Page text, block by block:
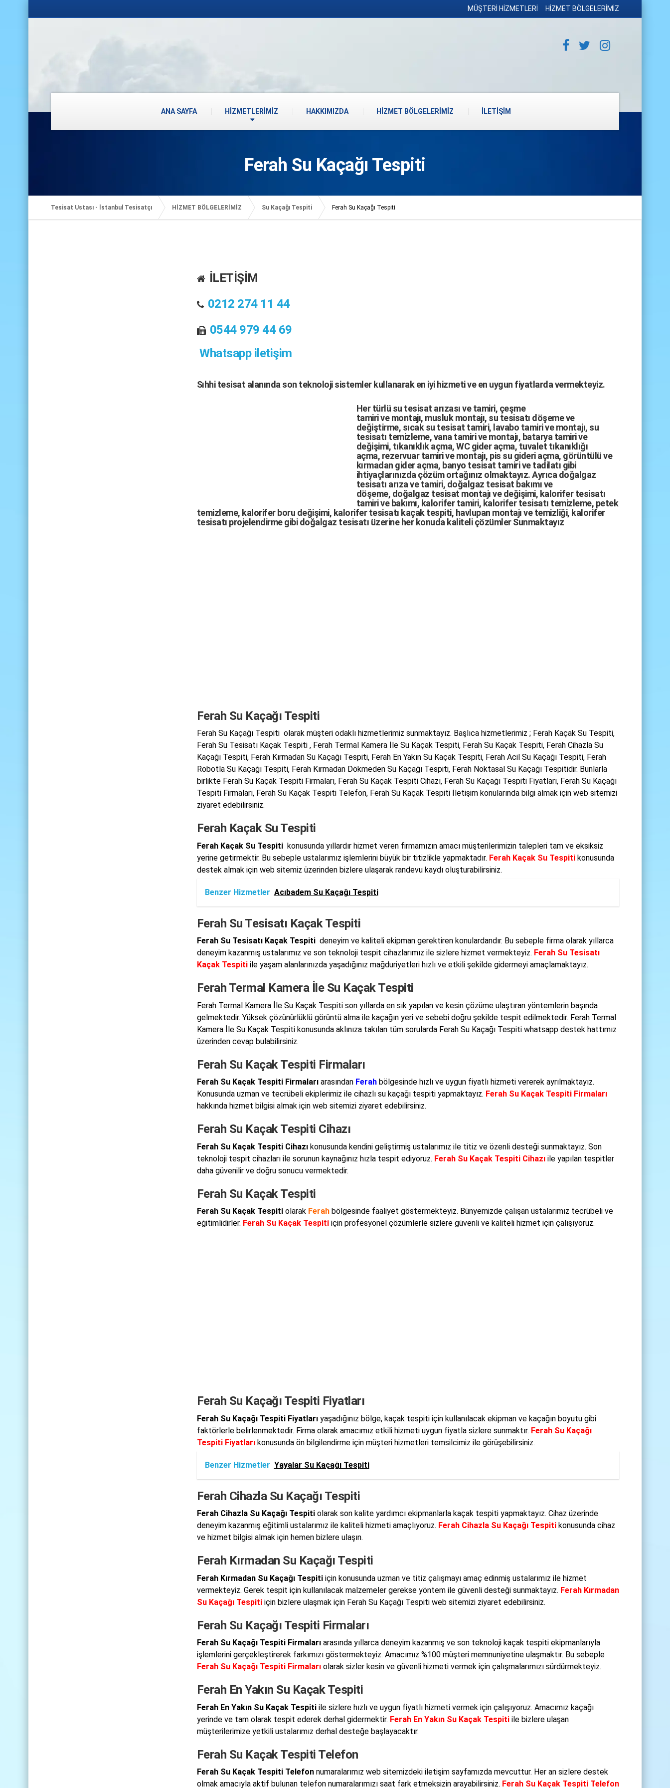
MÜŞTERİ HİZMETLERİ HİZMET BÖLGELERİMİZ
ANA SAYFA HİZMETLERİMİZ HAKKIMIZDA HİZMET BÖLGELERİMİZ İLETİŞİM
Ferah Su Kaçağı Tespiti
Tesisat Ustası - İstanbul Tesisatçı HİZMET BÖLGELERİMİZ Su Kaçağı Tespiti Ferah Su Kaçağı Tespiti
İLETİŞİM
0212 274 11 44
0544 979 44 69
Whatsapp iletişim
Sıhhi tesisat alanında son teknoloji sistemler kullanarak en iyi hizmeti ve en uygun fiyatlarda vermekteyiz.
Her türlü su tesisat arızasıve tamiri, çeşme
tamirivemontajı, musluk montajı, su tesisatı döşemeve
değiştirme, sıcak su tesisat tamiri, lavabo tamirivemontajı, su
tesisatı temizleme,vana tamirivemontajı, batarya tamirive
değişimi, tıkanıklık açma,WC gider açma, tuvalet tıkanıklığı
açma, rezervuar tamirive montajı, pis su gideri açma, görüntülü ve
kırmadan gider açma, banyo tesisat tamirivetadilatı gibi
ihtiyaçlarınızda çözüm ortağınız olmaktayız. Ayrıca doğalgaz
tesisatı arızave tamiri, doğalgaz tesisat bakımıve
döşeme, doğalgaz tesisat montajıve değişimi, kalorifer tesisatı
tamiri ve bakımı, kalorifer tamiri, kalorifer tesisatı temizleme, petek
temizleme, kalorifer boru değişimi, kalorifer tesisatı kaçak tespiti, havlupan montajı ve temizliği, kalorifer
tesisatı projelendirme gibi doğalgaz tesisatı üzerine her konuda kaliteli çözümler Sunmaktayız
Ferah Su Kaçağı Tespiti
Ferah Su Kaçağı Tespiti olarak müşteri odaklı hizmetlerimiz sunmaktayız. Başlıca hizmetlerimiz ; Ferah Kaçak Su Tespiti,
Ferah Su Tesisatı Kaçak Tespiti , Ferah Termal Kamera İle Su Kaçak Tespiti, Ferah Su Kaçak Tespiti, Ferah Cihazla Su
Kaçağı Tespiti, Ferah Kırmadan Su Kaçağı Tespiti, Ferah En Yakın Su Kaçak Tespiti, Ferah Acil Su Kaçağı Tespiti, Ferah
Robotla Su Kaçağı Tespiti, Ferah Kırmadan Dökmeden Su Kaçağı Tespiti, Ferah Noktasal Su Kaçağı Tespitidir. Bunlarla
birlikte Ferah Su Kaçak Tespiti Firmaları, Ferah Su Kaçak Tespiti Cihazı, Ferah Su Kaçağı Tespiti Fiyatları, Ferah Su Kaçağı
Tespiti Firmaları, Ferah Su Kaçak Tespiti Telefon, Ferah Su Kaçak Tespiti İletişim konularında bilgi almak için web sitemizi
ziyaret edebilirsiniz.
Ferah Kaçak Su Tespiti
Ferah Kaçak Su Tespitikonusunda yıllardır hizmet veren firmamızın amacı müşterilerimizin talepleri tam ve eksiksiz
yerine getirmektir. Bu sebeple ustalarımız işlemlerini büyük bir titizlikle yapmaktadır. Ferah Kaçak Su Tespiti konusunda
destek almak için web sitemiz üzerinden bizlere ulaşarak randevu kaydı oluşturabilirsiniz.
Benzer Hizmetler Acıbadem Su Kaçağı Tespiti
Ferah Su Tesisatı Kaçak Tespiti
Ferah Su Tesisatı Kaçak Tespitideneyim ve kaliteli ekipman gerektiren konulardandır. Bu sebeple firma olarak yıllarca
deneyim kazanmış ustalarımız ve son teknoloji tespit cihazlarımız ile sizlere hizmet vermekteyiz. Ferah Su Tesisatı
Kaçak Tespitiile yaşam alanlarınızda yaşadığınız mağduriyetleri hızlı ve etkili şekilde gidermeyi amaçlamaktayız.
Ferah Termal Kamera İle Su Kaçak Tespiti
Ferah Termal Kamera İle Su Kaçak Tespiti son yıllarda en sık yapılan ve kesin çözüme ulaştıran yöntemlerin başında
gelmektedir. Yüksek çözünürlüklü görüntü alma ile kaçağın yeri ve sebebi doğru şekilde tespit edilmektedir. Ferah Termal
Kamera İle Su Kaçak Tespiti konusunda aklınıza takılan tüm sorularda Ferah Su Kaçağı Tespiti whatsapp destek hattımız
üzerinden cevap bulabilirsiniz.
Ferah Su Kaçak Tespiti Firmaları
Ferah Su Kaçak Tespiti Firmalarıarasından Ferahbölgesinde hızlı ve uygun fiyatlı hizmeti vererek ayrılmaktayız.
Konusunda uzman ve tecrübeli ekiplerimiz ile cihazlı su kaçağı tespiti yapmaktayız. Ferah Su Kaçak Tespiti Firmaları
hakkında hizmet bilgisi almak için web sitemizi ziyaret edebilirsiniz.
Ferah Su Kaçak Tespiti Cihazı
Ferah Su Kaçak Tespiti Cihazıkonusunda kendini geliştirmiş ustalarımız ile titiz ve özenli desteği sunmaktayız. Son
teknoloji tespit cihazları ile sorunun kaynağınız hızla tespit ediyoruz. Ferah Su Kaçak Tespiti Cihazıile yapılan tespitler
daha güvenilir ve doğru sonucu vermektedir.
Ferah Su Kaçak Tespiti
Ferah Su Kaçak Tespitiolarak Ferahbölgesinde faaliyet göstermekteyiz. Bünyemizde çalışan ustalarımız tecrübeli ve
eğitimlidirler. Ferah Su Kaçak Tespitiiçin profesyonel çözümlerle sizlere güvenli ve kaliteli hizmet için çalışıyoruz.
Ferah Su Kaçağı Tespiti Fiyatları
Ferah Su Kaçağı Tespiti Fiyatlarıyaşadığınız bölge, kaçak tespiti için kullanılacak ekipman ve kaçağın boyutu gibi
faktörlerle belirlenmektedir. Firma olarak amacımız etkili hizmeti uygun fiyatla sizlere sunmaktır. Ferah Su Kaçağı
Tespiti Fiyatlarıkonusunda ön bilgilendirme için müşteri hizmetleri temsilcimiz ile görüşebilirsiniz.
Benzer Hizmetler Yayalar Su Kaçağı Tespiti
Ferah Cihazla Su Kaçağı Tespiti
Ferah Cihazla Su Kaçağı Tespitiolarak son kalite yardımcı ekipmanlarla kaçak tespiti yapmaktayız. Cihaz üzerinde
deneyim kazanmış eğitimli ustalarımız ile kaliteli hizmeti amaçlıyoruz. Ferah Cihazla Su Kaçağı Tespitikonusunda cihaz
ve hizmet bilgisi almak için hemen bizlere ulaşın.
Ferah Kırmadan Su Kaçağı Tespiti
Ferah Kırmadan Su Kaçağı Tespitiiçin konusunda uzman ve titiz çalışmayı amaç edinmiş ustalarımız ile hizmet
vermekteyiz. Gerek tespit için kullanılacak malzemeler gerekse yöntem ile güvenli desteği sunmaktayız. Ferah Kırmadan
Su Kaçağı Tespitiiçin bizlere ulaşmak için Ferah Su Kaçağı Tespiti web sitemizi ziyaret edebilirsiniz.
Ferah Su Kaçağı Tespiti Firmaları
Ferah Su Kaçağı Tespiti Firmalarıarasında yıllarca deneyim kazanmış ve son teknoloji kaçak tespiti ekipmanlarıyla
işlemlerini gerçekleştirerek farkımızı göstermekteyiz. Amacımız %100 müşteri memnuniyetine ulaşmaktır. Bu sebeple
Ferah Su Kaçağı Tespiti Firmalarıolarak sizler kesin ve güvenli hizmeti vermek için çalışmalarımızı sürdürmekteyiz.
Ferah En Yakın Su Kaçak Tespiti
Ferah En Yakın Su Kaçak Tespitiile sizlere hızlı ve uygun fiyatlı hizmeti vermek için çalışıyoruz. Amacımız kaçağı
yerinde ve tam olarak tespit ederek derhal gidermektir. Ferah En Yakın Su Kaçak Tespitiile bizlere ulaşan
müşterilerimize yetkili ustalarımız derhal desteğe başlayacaktır.
Ferah Su Kaçak Tespiti Telefon
Ferah Su Kaçak Tespiti Telefonnumaralarımız web sitemizdeki iletişim sayfamızda mevcuttur. Her an sizlere destek
olmak amacıyla aktif bulunan telefon numaralarımızı saat fark etmeksizin arayabilirsiniz. Ferah Su Kaçak Tespiti Telefon